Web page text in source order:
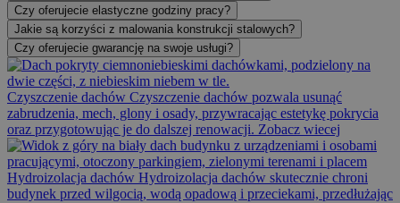
Czy oferujecie elastyczne godziny pracy?
Jakie są korzyści z malowania konstrukcji stalowych?
Czy oferujecie gwarancję na swoje usługi?
Czyszczenie dachów Czyszczenie dachów pozwala usunąć
zabrudzenia, mech, glony i osady, przywracając estetykę pokrycia
oraz przygotowując je do dalszej renowacji. Zobacz wiecej
Hydroizolacja dachów Hydroizolacja dachów skutecznie chroni
budynek przed wilgocią, wodą opadową i przeciekami, przedłużając